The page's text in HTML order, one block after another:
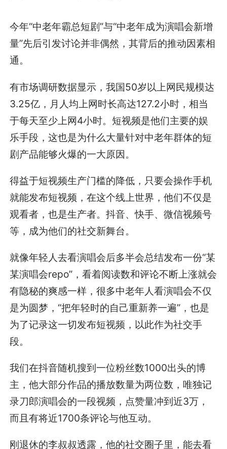
今年“中老年霸总短剧”与“中老年成为演唱会新增
量”先后引发讨论并非偶然，其背后的推动因素相
通。
有市场调研数据显示，我国50岁以上网民规模达
3.25亿，月人均上网时长高达127.2小时，相当
于每天至少上网4小时。短视频是他们主要的娱
乐手段，这也是为什么大量针对中老年群体的短
剧产品能够火爆的一大原因。
得益于短视频生产门槛的降低，只要会操作手机
就能发布短视频，在这个线上世界，他们不仅是
观看者，也是生产者。抖音、快手、微信视频号
等，成为他们的社交新舞台。
就像年轻人去看演唱会后多半会总结发布一份“某
某演唱会repo”，看着阅读数和评论不断上涨就会
有隐秘的爽感一样，很多中老年人看演唱会不仅
是为圆梦，“把年轻时的自己重新养一遍”，也是
为了记录这一切发布短视频，以此作为社交手
段。
我们在抖音随机搜到一位粉丝数1000出头的博
主，他大部分作品的播放数量为两位数，唯独记
录刀郎演唱会的一段视频，点赞量冲到近3万，
而且有将近1700条评论与他互动。
刚退休的李叔叔透露，他的社交圈子里，能去看